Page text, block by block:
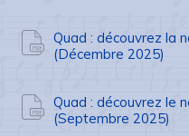
Quad : découvrez la
(Décembre 2025)
Quad : découvrez le
(Septembre 2025)